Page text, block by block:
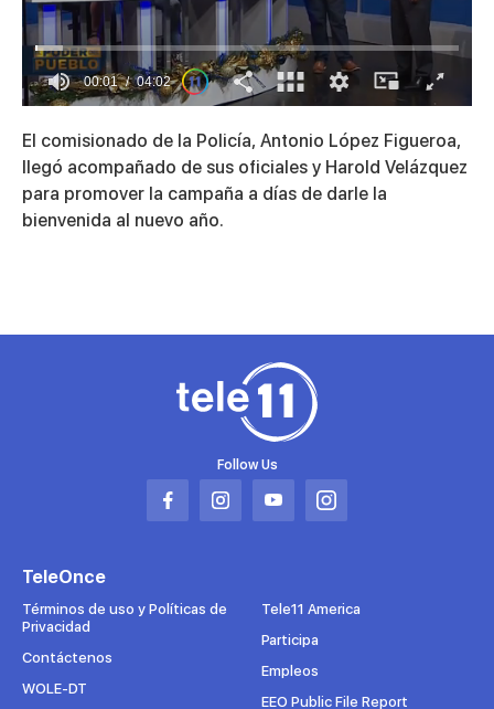
seconds
of
4
2
seconds
00:01 04:02
El comisionado de la Policía, Antonio López Figueroa,
llegó acompañado de sus oficiales y Harold Velázquez
para promover la campaña a días de darle la
bienvenida al nuevo año.
Follow Us
Abrir
pestaña
Abrir
pestaña
Abrir
pestaña
Abrir
pestaña
TeleOnce
Términos de uso y Políticas de
Privacidad
Contáctenos
WOLE-DT
Tele11 America
Participa
Empleos
EEO Public File Report